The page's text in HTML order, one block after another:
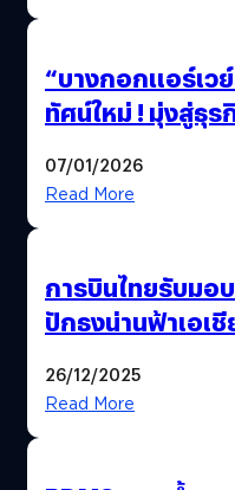
“บางกอกแอร์เว
ทัศน์ใหม่ ! มุ่งสู่ธุ
สังคม
07/01/2026
Read More
การบินไทยรับมอ
ปักธงน่านฟ้าเอเ
26/12/2025
Read More